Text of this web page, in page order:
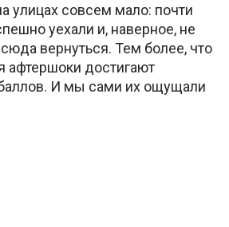
улицах совсем мало: почти
уехали и, наверное, не
вернуться. Тем более, что
достигают
И мы сами их ощущали